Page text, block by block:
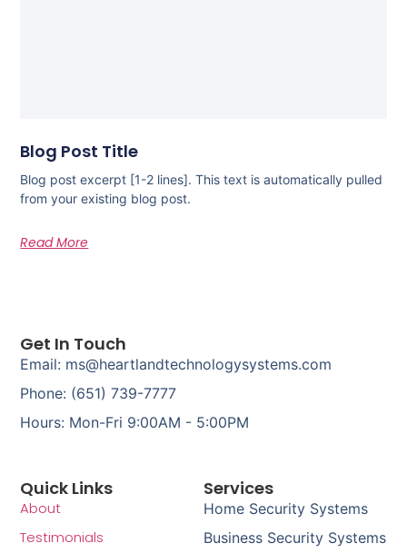
Blog Post Title
Blog post excerpt [1-2 lines]. This text is automatically pulled
from your existing blog post.
Read More
Services
Home Security Systems
Business Security Systems
Quick Links
About
Testimonials
Get In Touch
Email: ms@heartlandtechnologysystems.com
Phone: (651) 739-7777
Hours: Mon-Fri 9:00AM - 5:00PM